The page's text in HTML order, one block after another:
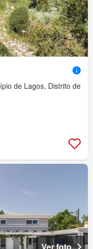
de Lagos, Distrito de